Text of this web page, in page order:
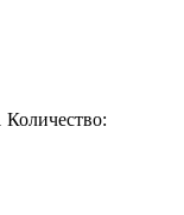
Количество: